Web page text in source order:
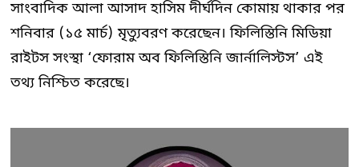
সাংবাদিক আলা আসাদ হাসিম দীর্ঘদিন কোমায় থাকার পর
শনিবার (১৫ মার্চ) মৃত্যুবরণ করেছেন। ফিলিস্তিনি মিডিয়া
রাইটস সংস্থা ‘ফোরাম অব ফিলিস্তিনি জার্নালিস্টস’ এই
তথ্য নিশ্চিত করেছে।